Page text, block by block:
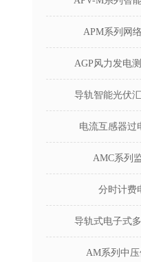
APM系列网
AGP风力发电
导轨智能光伏
电流互感器过
AMC系列
分时计费
导轨式电子式
AM系列中